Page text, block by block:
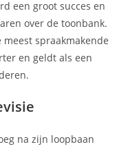
een groot succes en
over de toonbank.
spraakmakende
en geldt als een
na zijn loopbaan